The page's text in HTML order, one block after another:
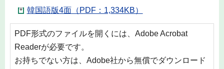
韓国語版4面（PDF：1,334KB）
PDF形式のファイルを開くには、Adobe Acrobat
Readerが必要です。
お持ちでない方は、Adobe社から無償でダウンロード